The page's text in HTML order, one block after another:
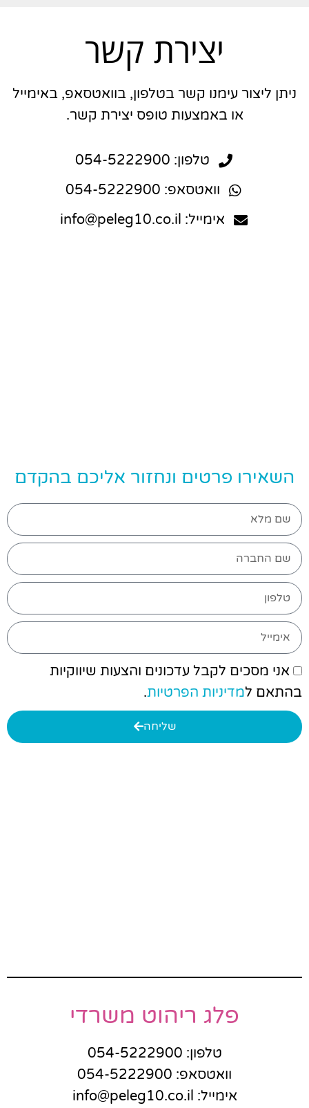
יצירת קשר
ניתן ליצור עימנו קשר בטלפון, בוואטסאפ, באימייל
או באמצעות טופס יצירת קשר.
טלפון: 054-5222900
וואטסאפ: 054-5222900
אימייל: info@peleg10.co.il
השאירו פרטים ונחזור אליכם בהקדם
אני מסכים לקבל עדכונים והצעות שיווקיות
בהתאם למדיניות הפרטיות.
שליחה
פלג ריהוט משרדי
טלפון: 054-5222900
וואטסאפ: 054-5222900
אימייל: info@peleg10.co.il